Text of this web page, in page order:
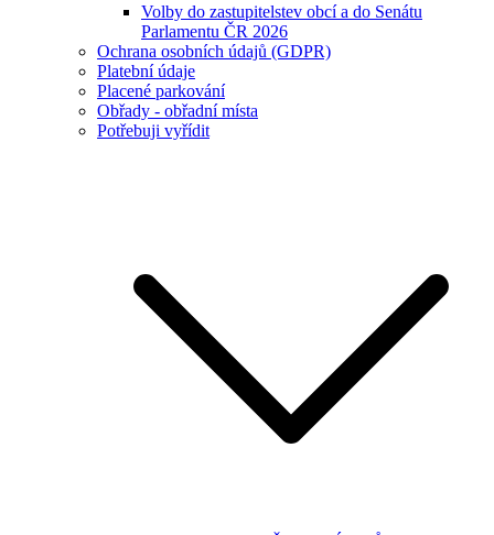
Volby do zastupitelstev obcí a do Senátu
Parlamentu ČR 2026
Ochrana osobních údajů (GDPR)
Platební údaje
Placené parkování
Obřady - obřadní místa
Potřebuji vyřídit